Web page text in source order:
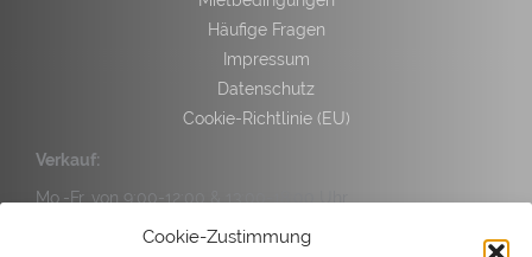
Cookie-Zustimmung
Häufige Fragen
Impressum
Datenschutz
Cookie-Richtlinie (EU)
Verkauf:
Mo.-Fr. von 9:00-12:00 & 13:00-18:00 Uhr
Sa. von 9:00-14:00 Uhr